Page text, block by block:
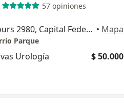
57 opiniones
San Martín de Tours 2980, Capital Federal • Mapa
Parque
Urología $ 50.000